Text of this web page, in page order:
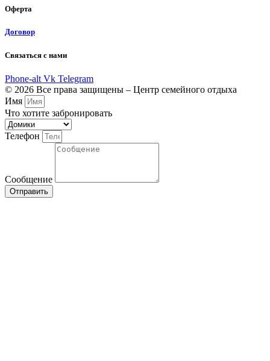
Оферта
Договор
Связаться с нами
Phone-alt Vk Telegram
© 2026 Все права защищены – Центр семейного отдыха
Имя
Что хотите забронировать
Телефон
Сообщение
Отправить